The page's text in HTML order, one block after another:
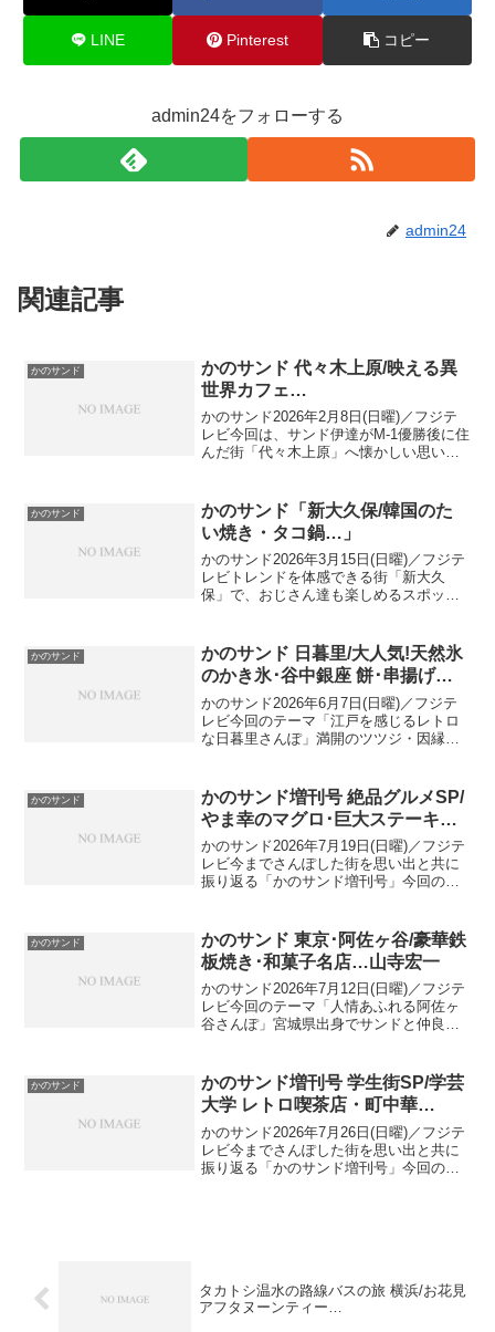
LINE Pinterest コピー
admin24をフォローする
admin24
関連記事
かのサンド
かのサンド 代々木上原/映える異
世界カフェ…
かのサンド2026年2月8日(日曜)／フジテ
レビ今回は、サンド伊達がM-1優勝後に住
んだ街「代々木上原」へ懐かしい思い出
美子(ナレーション) 伊達みきおが２年間
住んだ！憧...
かのサンド
かのサンド「新大久保/韓国のた
い焼き・タコ鍋…」
かのサンド2026年3月15日(日曜)／フジテ
レビトレンドを体感できる街「新大久
保」で、おじさん達も楽しめるスポット
子新大久保で訪れたお店など大人気 ドバ
イチョコを...
かのサンド
かのサンド 日暮里/大人気!天然氷
のかき氷･谷中銀座 餅･串揚げ…
かのサンド2026年6月7日(日曜)／フジテ
レビ今回のテーマ「江戸を感じるレトロ
な日暮里さんぽ」満開のツツジ・因縁の
出演者：サンドイッチマン 伊達みきお&
富澤たけ...
かのサンド
かのサンド増刊号 絶品グルメSP/
やま幸のマグロ･巨大ステーキ…
かのサンド2026年7月19日(日曜)／フジテ
レビ今までさんぽした街を思い出と共に
振り返る「かのサンド増刊号」今回の増
サンドイッチマン、狩野英孝、山寺宏一
(ナレーショ...
かのサンド
かのサンド 東京･阿佐ヶ谷/豪華鉄
板焼き･和菓子名店…山寺宏一
かのサンド2026年7月12日(日曜)／フジテ
レビ今回のテーマ「人情あふれる阿佐ヶ
谷さんぽ」宮城県出身でサンドと仲良し
グルメ・レトロ釣り堀・鉄板焼き出演
者：サンドイッチ...
かのサンド
かのサンド増刊号 学生街SP/学芸
大学 レトロ喫茶店・町中華…
かのサンド2026年7月26日(日曜)／フジテ
レビ今までさんぽした街を思い出と共に
振り返る「かのサンド増刊号」今回の増
タカトシ温水の路線バスの旅 横浜/お花見
アフタヌーンティー…